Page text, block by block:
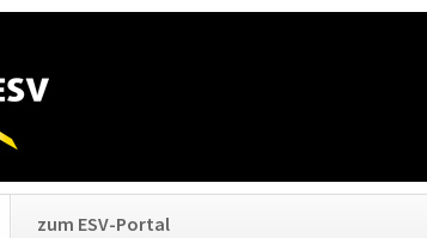
zum ESV-Portal